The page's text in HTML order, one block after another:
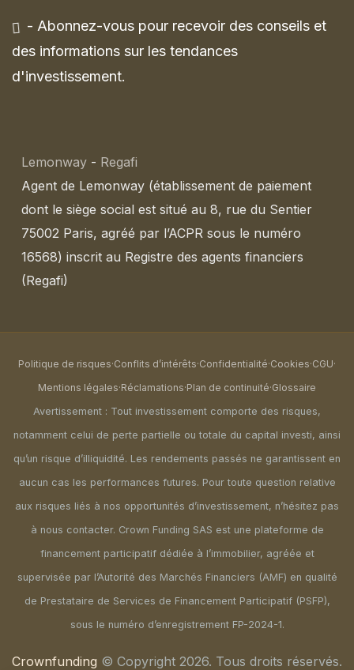
- Abonnez-vous pour recevoir des conseils et
des informations sur les tendances
d'investissement.
Lemonway - Regafi
Agent de Lemonway (établissement de paiement
dont le siège social est situé au 8, rue du Sentier
75002 Paris, agréé par l’ACPR sous le numéro
16568) inscrit au Registre des agents financiers
(Regafi)
Politique de risques·Conflits d’intérêts·Confidentialité·Cookies·CGU·
Mentions légales·Réclamations·Plan de continuité·Glossaire
Avertissement : Tout investissement comporte des risques,
notamment celui de perte partielle ou totale du capital investi, ainsi
qu’un risque d’illiquidité. Les rendements passés ne garantissent en
aucun cas les performances futures. Pour toute question relative
aux risques liés à nos opportunités d’investissement, n’hésitez pas
à nous contacter. Crown Funding SAS est une plateforme de
financement participatif dédiée à l’immobilier, agréée et
supervisée par l’Autorité des Marchés Financiers (AMF) en qualité
de Prestataire de Services de Financement Participatif (PSFP),
sous le numéro d’enregistrement FP-2024-1.
Crownfunding © Copyright 2026. Tous droits réservés.